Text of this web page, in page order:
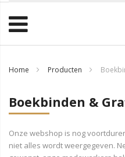
Home Producten
Boekbinden &
Onze webshop is nog
niet alles wordt weergegeven.